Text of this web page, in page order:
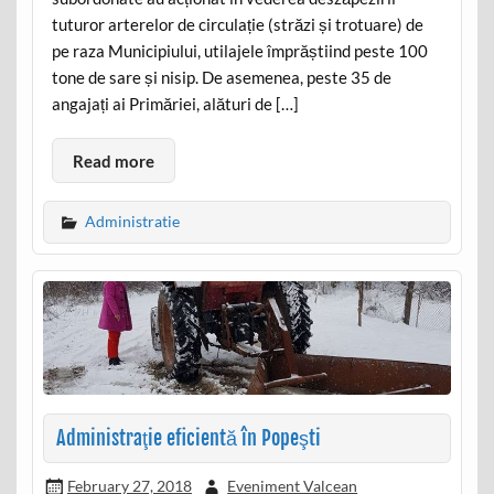
tuturor arterelor de circulație (străzi și trotuare) de
pe raza Municipiului, utilajele împrăștiind peste 100
tone de sare și nisip. De asemenea, peste 35 de
angajați ai Primăriei, alături de […]
Read more
Administratie
Administraţie eficientă în Popeşti
February 27, 2018 Eveniment Valcean